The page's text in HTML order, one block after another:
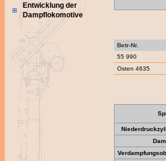
Entwicklung der
Dampflokomotive
Betr-Nr.
55 990
Osten 4635